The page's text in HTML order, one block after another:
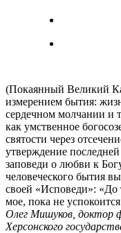
(Покаянный Великий
измерением бытия:
сердечном молчании и
как умственное
святости через
утверждение
заповеди о любви к
человеческого бытия
своей «Исповеди»: «До
мое, пока не
Олег Мишуков, доктор
Херсонского